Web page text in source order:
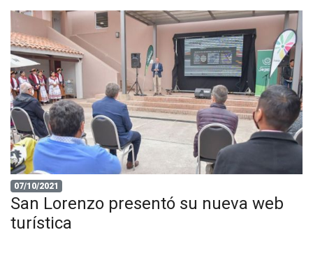
07/10/2021
San Lorenzo presentó su nueva web
turística